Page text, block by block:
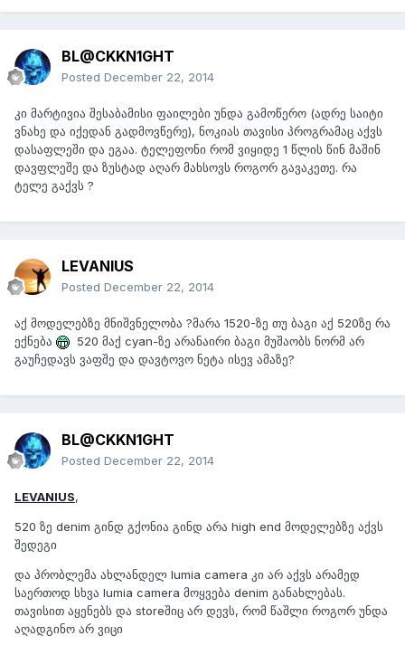
BL@CKKN1GHT
Posted December 22, 2014
კი მარტივია შესაბამისი ფაილები უნდა გამოწერო (ადრე საიტი
ვნახე და იქედან გადმოვწერე), ნოკიას თავისი პროგრამაც აქვს
დასაფლეში და ეგაა. ტელეფონი რომ ვიყიდე 1 წლის წინ მაშინ
დავფლეშე და ზუსტად აღარ მახსოვს როგორ გავაკეთე. რა
ტელე გაქვს ?
LEVANIUS
Posted December 22, 2014
აქ მოდელებზე მნიშვნელობა ?მარა 1520-ზე თუ ბაგი აქ 520ზე რა
ექნება
520 მაქ cyan-ზე არანაირი ბაგი მუშაობს ნორმ არ
გაუჩედავს ვაფშე და დავტოვო ნეტა ისევ ამაზე?
BL@CKKN1GHT
Posted December 22, 2014
LEVANIUS,
520 ზე denim გინდ გქონია გინდ არა high end მოდელებზე აქვს
შედეგი
და პრობლემა ახლანდელ lumia camera კი არ აქვს არამედ
საერთოდ სხვა lumia camera მოყვება denim განახლებას.
თავისით აყენებს და storeშიც არ დევს, რომ წაშლი როგორ უნდა
აღადგინო არ ვიცი